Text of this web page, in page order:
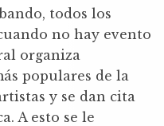
todos los
no hay evento
organiza
populares de la
y se dan cita
A esto se le